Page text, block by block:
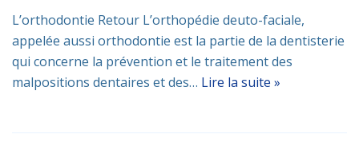
L’orthodontie Retour L’orthopédie deuto-faciale,
appelée aussi orthodontie est la partie de la dentisterie
qui concerne la prévention et le traitement des
malpositions dentaires et des… Lire la suite »